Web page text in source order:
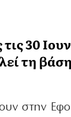
30
τη βάση
στην